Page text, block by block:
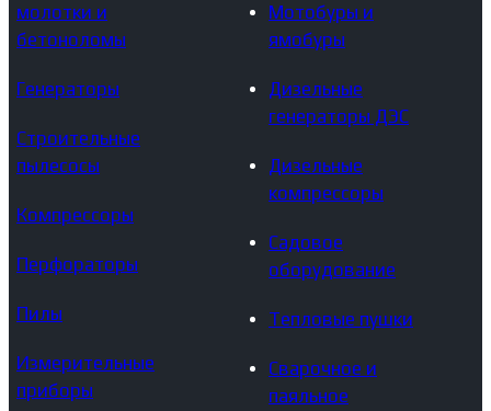
молотки и
бетоноломы
Генераторы
Строительные
пылесосы
Компрессоры
Перфораторы
Пилы
Измерительные
приборы
Мотобуры и
ямобуры
Дизельные
генераторы ДЭС
Дизельные
компрессоры
Садовое
оборудование
Тепловые пушки
Сварочное и
паяльное